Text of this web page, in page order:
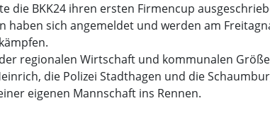
die BKK24 ihren ersten Firmencup
haben sich angemeldet und werden am
regionalen Wirtschaft und kommunalen
die Polizei Stadthagen und die
eigenen Mannschaft ins Rennen.